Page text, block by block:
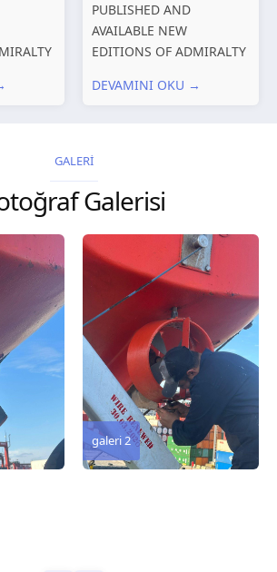
PUBLISHED AND
AVAILABLE NEW
EDITIONS OF ADMIRALTY
PUBLICATIONS New
2026 Chart
Title, limits and other
remarks 67 Gulf of...
DEVAMINI OKU →
GALERİ
Galerisi
galeri 3